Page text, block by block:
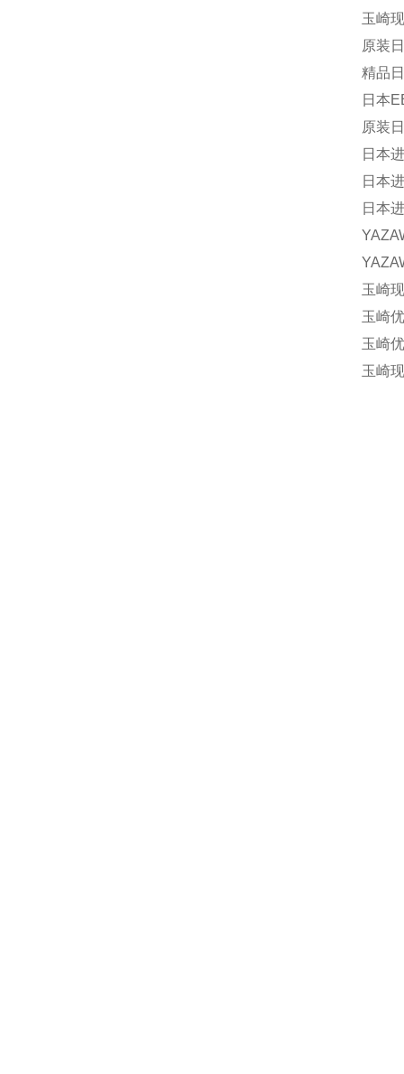
玉崎
原装
精品
日本
原装
日本
日本
日本
玉崎
玉崎
玉崎
玉崎